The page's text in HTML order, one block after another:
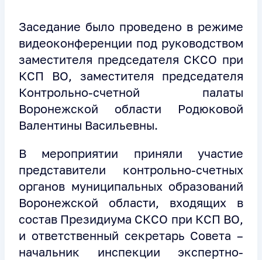
Заседание было проведено в режиме
видеоконференции под руководством
заместителя председателя СКСО при
КСП ВО, заместителя председателя
Контрольно-счетной палаты
Воронежской области Родюковой
Валентины Васильевны.
В мероприятии приняли участие
представители контрольно-счетных
органов муниципальных образований
Воронежской области, входящих в
состав Президиума СКСО при КСП ВО,
и ответственный секретарь Совета –
начальник инспекции экспертно-